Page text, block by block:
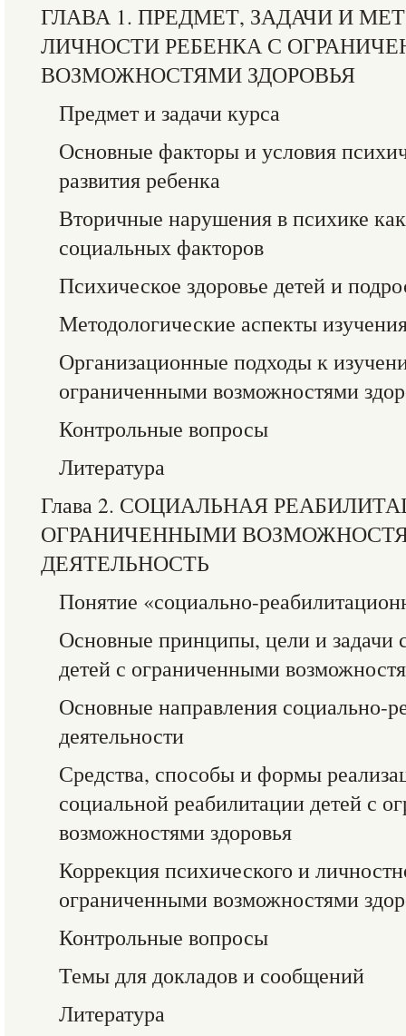
ГЛАВА 1. ПРЕДМЕТ, ЗАДАЧИ И
ЛИЧНОСТИ РЕБЕНКА С
ВОЗМОЖНОСТЯМИ ЗДОРОВЬЯ
Предмет и задачи курса
Основные факторы и условия
развития ребенка
Вторичные нарушения в психике как
социальных факторов
Психическое здоровье детей и
Методологические аспекты
Организационные подходы к
ограниченными возможностями
Контрольные вопросы
Литература
Глава 2. СОЦИАЛЬНАЯ
ОГРАНИЧЕННЫМИ
ДЕЯТЕЛЬНОСТЬ
Понятие «социально-
Основные принципы, цели и задачи
детей с ограниченными
Основные направления социально-
деятельности
Средства, способы и формы
социальной реабилитации детей с
возможностями здоровья
Коррекция психического и
ограниченными возможностями
Контрольные вопросы
Темы для докладов и сообщений
Литература